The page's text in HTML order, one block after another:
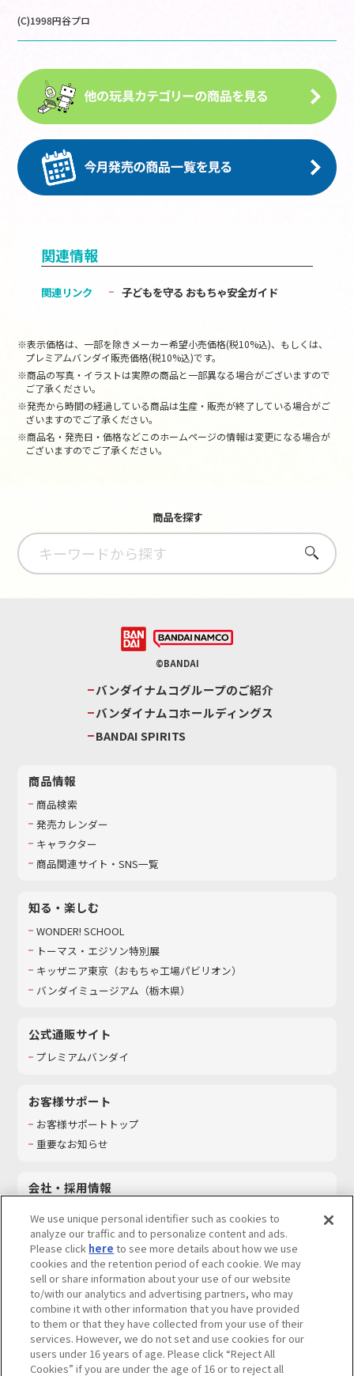
(C)1998円谷プロ
関連情報
関連リンク 子どもを守る おもちゃ安全ガイド
※表示価格は、一部を除きメーカー希望小売価格(税10%込)、もしくは、
プレミアムバンダイ販売価格(税10%込)です。
※商品の写真・イラストは実際の商品と一部異なる場合がございますので
ご了承ください。
※発売から時間の経過している商品は生産・販売が終了している場合がご
ざいますのでご了承ください。
※商品名・発売日・価格などこのホームページの情報は変更になる場合が
ございますのでご了承ください。
商品を探す
さがす
©BANDAI
バンダイナムコグループのご紹介
バンダイナムコホールディングス
BANDAI SPIRITS
商品情報
商品検索
発売カレンダー
キャラクター
商品関連サイト・SNS一覧
知る・楽しむ
WONDER! SCHOOL
トーマス・エジソン特別展
キッザニア東京（おもちゃ工場パビリオン）​
バンダイミュージアム（栃木県）
公式通販サイト
プレミアムバンダイ
お客様サポート
お客様サポートトップ
重要なお知らせ
会社・採用情報
採用情報
サステナビリティ
お問い合わせ
ウェブサイトご利用条件 ソーシャルメディアポリシー
個人情報及び特定個人情報等の取り扱いに関する保護方針
We use unique personal identifier such as cookies to
analyze our traffic and to personalize content and ads.
Please click here to see more details about how we use
cookies and the retention period of each cookie. We may
sell or share information about your use of our website
to/with our analytics and advertising partners, who may
combine it with other information that you have provided
to them or that they have collected from your use of their
services. However, we do not set and use cookies for our
users under 16 years of age. Please click “Reject All
Cookies” if you are under the age of 16 or to reject all